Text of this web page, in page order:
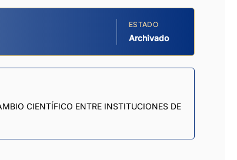
ESTADO
Archivado
CIENTÍFICO ENTRE INSTITUCIONES DE